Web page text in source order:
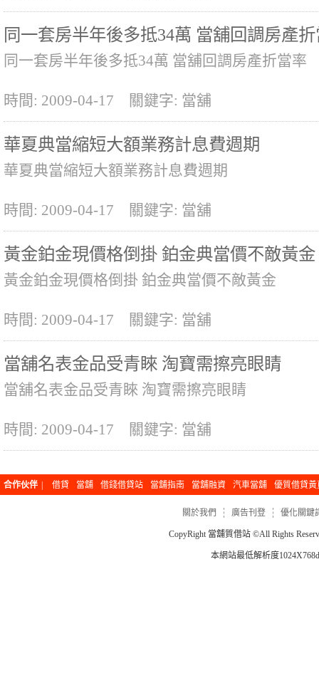
同一套房半年後多抵34萬 當舖回調房產
同一套房半年後多抵34萬 當舖回調房產折當率
時間: 2009-04-17 關鍵字: 當舖
華夏典當縮短大額業務計息費週期
華夏典當縮短大額業務計息費週期
時間: 2009-04-17 關鍵字: 當舖
黃金鉑金現價格倒掛 鉑金典當價不敵黃金
黃金鉑金現價格倒掛 鉑金典當價不敵黃金
時間: 2009-04-17 關鍵字: 當舖
當舖名表金品受青睞 淘寶需擦亮眼睛
當舖名表金品受青睞 淘寶需擦亮眼睛
時間: 2009-04-17 關鍵字: 當舖
合作伙伴 借貸 當舖 借錢借貸站 當舖指南 當舖融資 汽車當舖 優質借貸黃
關於我們 廣告刊登 優化關鍵
CopyRight當舖質借站 ©All Rights
本網站最低解析度